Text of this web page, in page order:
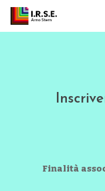
Skip
main
Finalità